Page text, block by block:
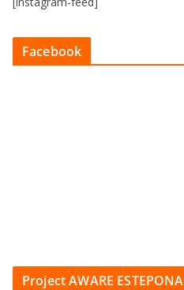
Facebook
Project AWARE ESTEPONA